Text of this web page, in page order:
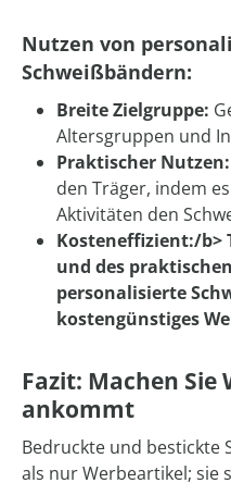
Nutzen von
Schweißbändern:
Breite Zielgruppe:
Altersgruppen und
Praktischer Nutzen:
den Träger, indem
Aktivitäten den
Kosteneffizient:/b>
und des
personalisierte
kostengünstiges
Fazit: Machen Sie
ankommt
Bedruckte und bestickte
als nur Werbeartikel; sie